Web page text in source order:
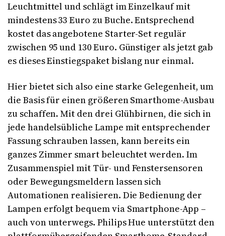
Leuchtmittel und schlägt im Einzelkauf mit
mindestens 33 Euro zu Buche. Entsprechend
kostet das angebotene Starter-Set regulär
zwischen 95 und 130 Euro. Günstiger als jetzt gab
es dieses Einstiegspaket bislang nur einmal.
Hier bietet sich also eine starke Gelegenheit, um
die Basis für einen größeren Smarthome-Ausbau
zu schaffen. Mit den drei Glühbirnen, die sich in
jede handelsübliche Lampe mit entsprechender
Fassung schrauben lassen, kann bereits ein
ganzes Zimmer smart beleuchtet werden. Im
Zusammenspiel mit Tür- und Fenstersensoren
oder Bewegungsmeldern lassen sich
Automationen realisieren. Die Bedienung der
Lampen erfolgt bequem via Smartphone-App –
auch von unterwegs. Philips Hue unterstützt den